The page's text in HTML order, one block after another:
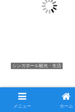
シンガポール観光・生活
メニュー ホーム